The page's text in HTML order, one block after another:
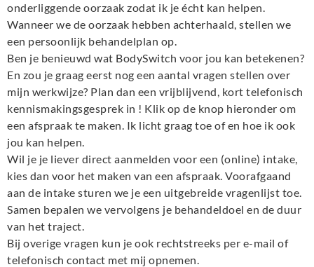
onderliggende oorzaak zodat ik je écht kan helpen.
Wanneer we de oorzaak hebben achterhaald, stellen we
een persoonlijk behandelplan op.
Ben je benieuwd wat BodySwitch voor jou kan betekenen?
En zou je graag eerst nog een aantal vragen stellen over
mijn werkwijze? Plan dan een vrijblijvend, kort telefonisch
kennismakingsgesprek in ! Klik op de knop hieronder om
een afspraak te maken. Ik licht graag toe of en hoe ik ook
jou kan helpen.
Wil je je liever direct aanmelden voor een (online) intake,
kies dan voor het maken van een afspraak. Voorafgaand
aan de intake sturen we je een uitgebreide vragenlijst toe.
Samen bepalen we vervolgens je behandeldoel en de duur
van het traject.
Bij overige vragen kun je ook rechtstreeks per e-mail of
telefonisch contact met mij opnemen.